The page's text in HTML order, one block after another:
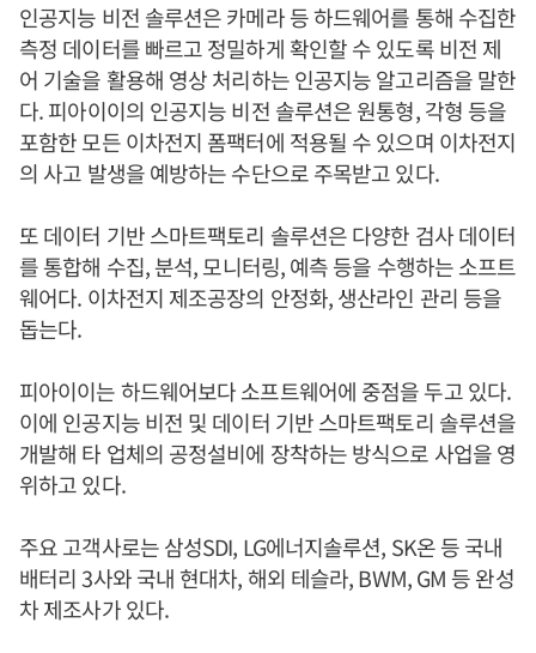
인공지능 비전 솔루션은 카메라 등 하드웨어를 통해 수집한
측정 데이터를 빠르고 정밀하게 확인할 수 있도록 비전 제
어 기술을 활용해 영상 처리하는 인공지능 알고리즘을 말한
다. 피아이이의 인공지능 비전 솔루션은 원통형, 각형 등을
포함한 모든 이차전지 폼팩터에 적용될 수 있으며 이차전지
의 사고 발생을 예방하는 수단으로 주목받고 있다.
또 데이터 기반 스마트팩토리 솔루션은 다양한 검사 데이터
를 통합해 수집, 분석, 모니터링, 예측 등을 수행하는 소프트
웨어다. 이차전지 제조공장의 안정화, 생산라인 관리 등을
돕는다.
피아이이는 하드웨어보다 소프트웨어에 중점을 두고 있다.
이에 인공지능 비전 및 데이터 기반 스마트팩토리 솔루션을
개발해 타 업체의 공정설비에 장착하는 방식으로 사업을 영
위하고 있다.
주요 고객사로는 삼성SDI, LG에너지솔루션, SK온 등 국내
배터리 3사와 국내 현대차, 해외 테슬라, BWM, GM 등 완성
차 제조사가 있다.